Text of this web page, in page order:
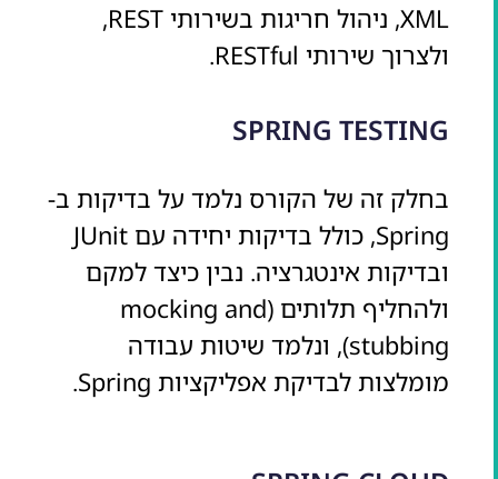
XML, ניהול חריגות בשירותי REST,
ולצרוך שירותי RESTful.
SPRING TESTING
בחלק זה של הקורס נלמד על בדיקות ב-
Spring, כולל בדיקות יחידה עם JUnit
ובדיקות אינטגרציה. נבין כיצד למקם
ולהחליף תלותים (mocking and
stubbing), ונלמד שיטות עבודה
מומלצות לבדיקת אפליקציות Spring.